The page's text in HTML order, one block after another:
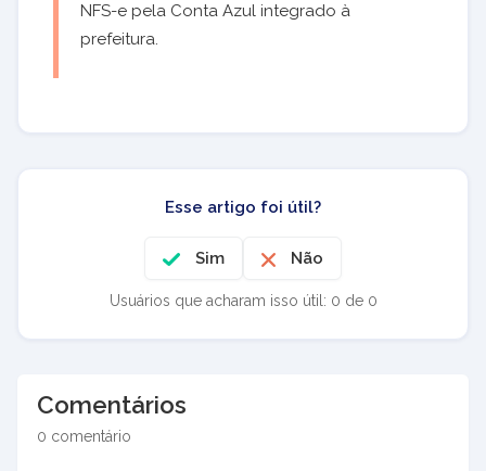
NFS-e pela Conta Azul integrado à
prefeitura.
Esse artigo foi útil?
Sim Não
Usuários que acharam isso útil: 0 de 0
Comentários
0 comentário